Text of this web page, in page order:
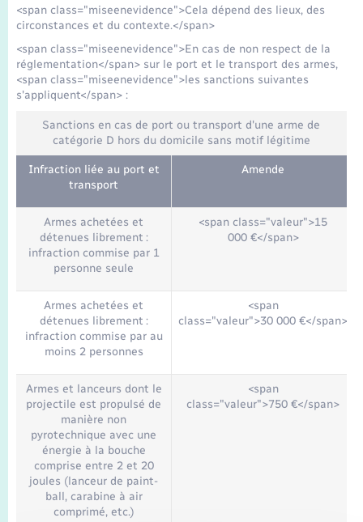
<span class="miseenevidence">Cela dépend des lieux, des
circonstances et du contexte.</span>
<span class="miseenevidence">En cas de non respect de la
réglementation</span> sur le port et le transport des armes,
<span class="miseenevidence">les sanctions suivantes
s'appliquent</span> :
Sanctions en cas de port ou transport d'une arme de
catégorie D hors du domicile sans motif légitime
Infraction liée au port et
transport
Amende
Armes achetées et
détenues librement :
infraction commise par 1
personne seule
<span class="valeur">15
000 €</span>
Armes achetées et
détenues librement :
infraction commise par au
moins 2 personnes
<span
class="valeur">30 000 €</span>
Armes et lanceurs dont le
projectile est propulsé de
manière non
pyrotechnique avec une
énergie à la bouche
comprise entre 2 et 20
joules (lanceur de paint-
ball, carabine à air
comprimé, etc.)
<span
class="valeur">750 €</span>